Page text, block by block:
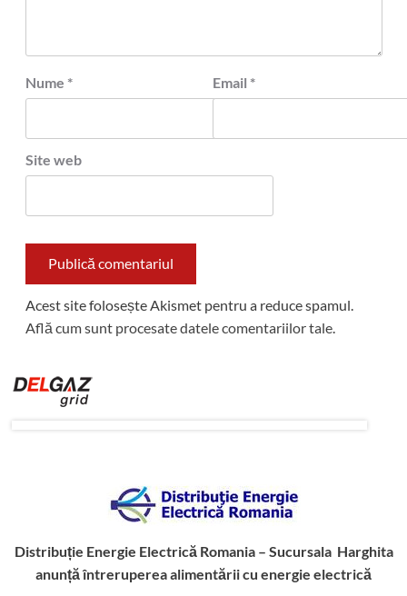
Nume * Email *
Site web
Acest site folosește Akismet pentru a reduce spamul.
Află cum sunt procesate datele comentariilor tale.
Distribuție Energie Electrică Romania – Sucursala Harghita
anunță întreruperea alimentării cu energie electrică